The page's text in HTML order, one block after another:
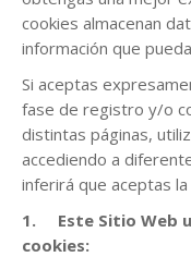
cookies almacenan
información que
Si aceptas
fase de registro y/o
distintas páginas,
accediendo a
inferirá que aceptas
1. Este Sitio Web
cookies: